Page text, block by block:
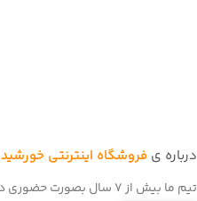
درباره ی فروشگاه اینترنتی خورشید
تیم ما بیش از 7 سال